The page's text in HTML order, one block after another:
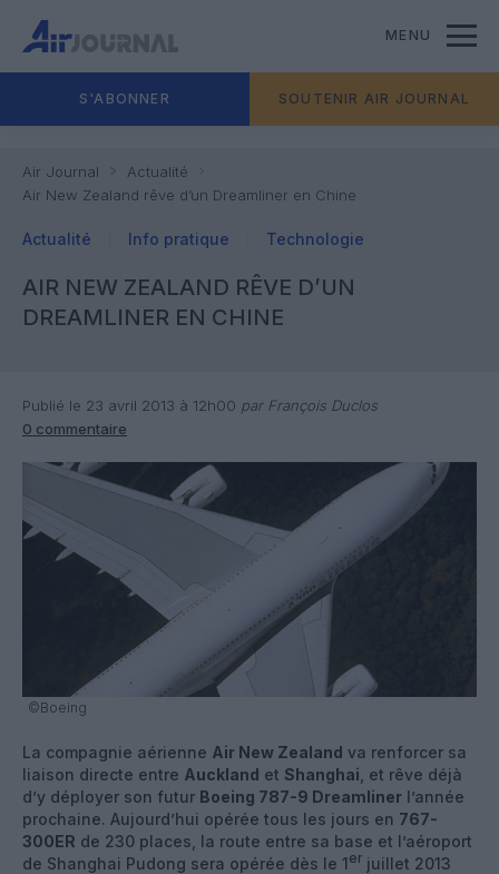
MENU
S'ABONNER SOUTENIR AIR JOURNAL
Air Journal
Actualité
Air New Zealand rêve d’un Dreamliner en Chine
Actualité Info pratique Technologie
AIR NEW ZEALAND RÊVE D’UN
DREAMLINER EN CHINE
Publié le 23 avril 2013 à 12h00 par François Duclos
0 commentaire
©Boeing
La compagnie aérienne Air New Zealand va renforcer sa
liaison directe entre Auckland et Shanghai , et rêve déjà
d’y déployer son futur Boeing 787-9 Dreamliner l’année
prochaine. Aujourd’hui opérée tous les jours en 767-
300ER de 230 places, la route entre sa base et l’aéroport
de Shanghai Pudong sera opérée dès le 1er juillet 2013